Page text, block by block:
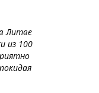
Литве
из 100